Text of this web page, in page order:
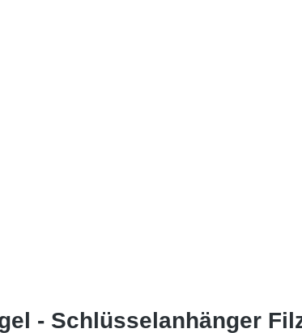
- Schlüsselanhänger